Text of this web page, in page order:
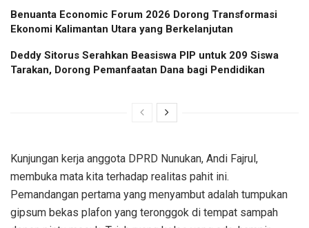
Benuanta Economic Forum 2026 Dorong Transformasi
Ekonomi Kalimantan Utara yang Berkelanjutan
Deddy Sitorus Serahkan Beasiswa PIP untuk 209 Siswa
Tarakan, Dorong Pemanfaatan Dana bagi Pendidikan
Kunjungan kerja anggota DPRD Nunukan, Andi Fajrul,
membuka mata kita terhadap realitas pahit ini.
Pemandangan pertama yang menyambut adalah tumpukan
gipsum bekas plafon yang teronggok di tempat sampah